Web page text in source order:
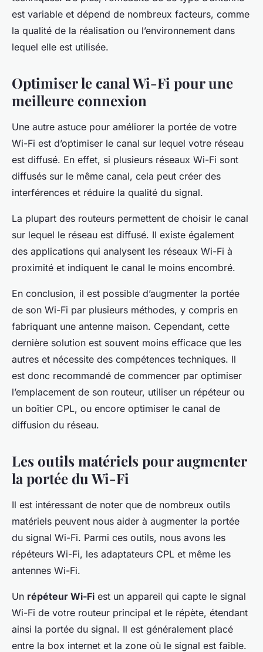
est variable et dépend de nombreux facteurs, comme
la qualité de la réalisation ou l’environnement dans
lequel elle est utilisée.
Optimiser le canal Wi-Fi pour une
meilleure connexion
Une autre astuce pour améliorer la portée de votre
Wi-Fi est d’optimiser le canal sur lequel votre réseau
est diffusé. En effet, si plusieurs réseaux Wi-Fi sont
diffusés sur le même canal, cela peut créer des
interférences et réduire la qualité du signal.
La plupart des routeurs permettent de choisir le canal
sur lequel le réseau est diffusé. Il existe également
des applications qui analysent les réseaux Wi-Fi à
proximité et indiquent le canal le moins encombré.
En conclusion, il est possible d’augmenter la portée
de son Wi-Fi par plusieurs méthodes, y compris en
fabriquant une antenne maison. Cependant, cette
dernière solution est souvent moins efficace que les
autres et nécessite des compétences techniques. Il
est donc recommandé de commencer par optimiser
l’emplacement de son routeur, utiliser un répéteur ou
un boîtier CPL, ou encore optimiser le canal de
diffusion du réseau.
Les outils matériels pour augmenter
la portée du Wi-Fi
Il est intéressant de noter que de nombreux outils
matériels peuvent nous aider à augmenter la portée
du signal Wi-Fi. Parmi ces outils, nous avons les
répéteurs Wi-Fi, les adaptateurs CPL et même les
antennes Wi-Fi.
Un répéteur Wi-Fi est un appareil qui capte le signal
Wi-Fi de votre routeur principal et le répète, étendant
ainsi la portée du signal. Il est généralement placé
entre la box internet et la zone où le signal est faible.